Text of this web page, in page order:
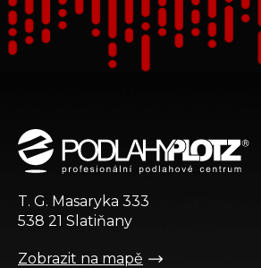
T. G. Masaryka 333
538 21 Slatiňany
Zobrazit na mapě